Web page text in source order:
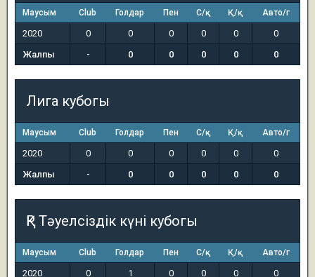
Маусым Club Голдар Пен С/қ Қ/қ Авто/г
2020 0 0 0 0 0
0
Жалпы
- 0 0 0 0 0
Лига кубогы
Маусым Club Голдар Пен С/қ Қ/қ Авто/г
2020 0 0 0 0 0
0
Жалпы
- 0 0 0 0 0
ҚР Тәуелсіздік күні кубогы
Маусым Club Голдар Пен С/қ Қ/қ Авто/г
2020 0 1 0 0 0
0